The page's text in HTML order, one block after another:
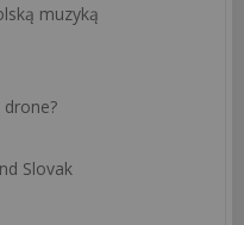
muzyką
Slovak